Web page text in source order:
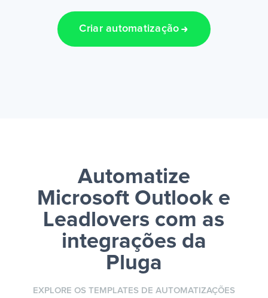
Criar automatização
Automatize
Microsoft Outlook e
Leadlovers com as
integrações da
Pluga
EXPLORE OS TEMPLATES DE AUTOMATIZAÇÕES